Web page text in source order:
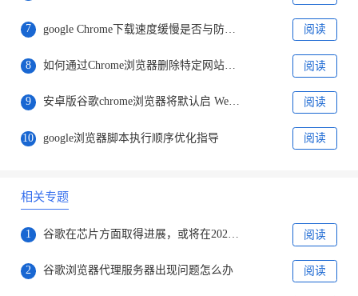
7 google Chrome下载速度缓慢是否与防火墙有关 阅读
8 如何通过Chrome浏览器删除特定网站的数据缓存 阅读
9 安卓版谷歌chrome浏览器将默认启 WebGPU 阅读
10 google浏览器脚本执行顺序优化指导 阅读
相关专题
1 谷歌在芯片方面取得进展，或将在2025年开始使用新芯片 阅读
2 谷歌浏览器代理服务器出现问题怎么办 阅读